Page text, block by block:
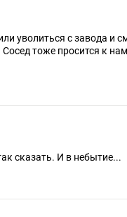
уволиться с завода и
тоже просится к
сказать. И в небытие...